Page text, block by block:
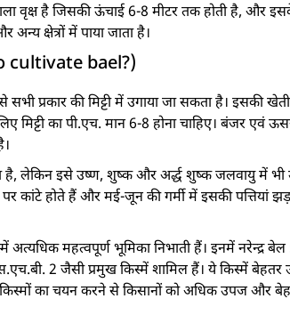
वृक्ष है जिसकी ऊंचाई 6-8 मीटर तक होती है, और
अन्य क्षेत्रों में पाया जाता है।
cultivate bael?)
प्रकार की मिट्टी में उगाया जा सकता है। इसकी
मिट्टी का पी.एच. मान 6-8 होना चाहिए। बंजर
है, लेकिन इसे उष्ण, शुष्क और अर्द्ध शुष्क जलवायु में भी
पर कांटे होते हैं और मई-जून की गर्मी में इसकी
अत्यधिक महत्वपूर्ण भूमिका निभाती हैं। इनमें नरेन्द्र
2 जैसी प्रमुख किस्में शामिल हैं। ये किस्में बेहतर
का चयन करने से किसानों को अधिक उपज और